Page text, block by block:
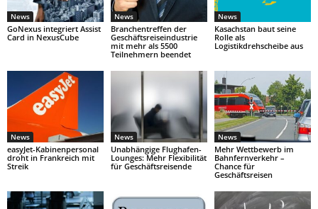
News
GoNexus integriert Assist
Card in NexusCube
News
Branchentreffen der
Geschäftsreiseindustrie
mit mehr als 5500
Teilnehmern beendet
News
Kasachstan baut seine
Rolle als
Logistikdrehscheibe aus
News
easyJet-Kabinenpersonal
droht in Frankreich mit
Streik
News
Unabhängige Flughafen-
Lounges: Mehr Flexibilität
für Geschäftsreisende
News
Mehr Wettbewerb im
Bahnfernverkehr –
Chance für
Geschäftsreisen